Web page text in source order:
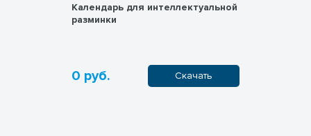
Календарь для интеллектуальной
разминки
0 руб. Скачать